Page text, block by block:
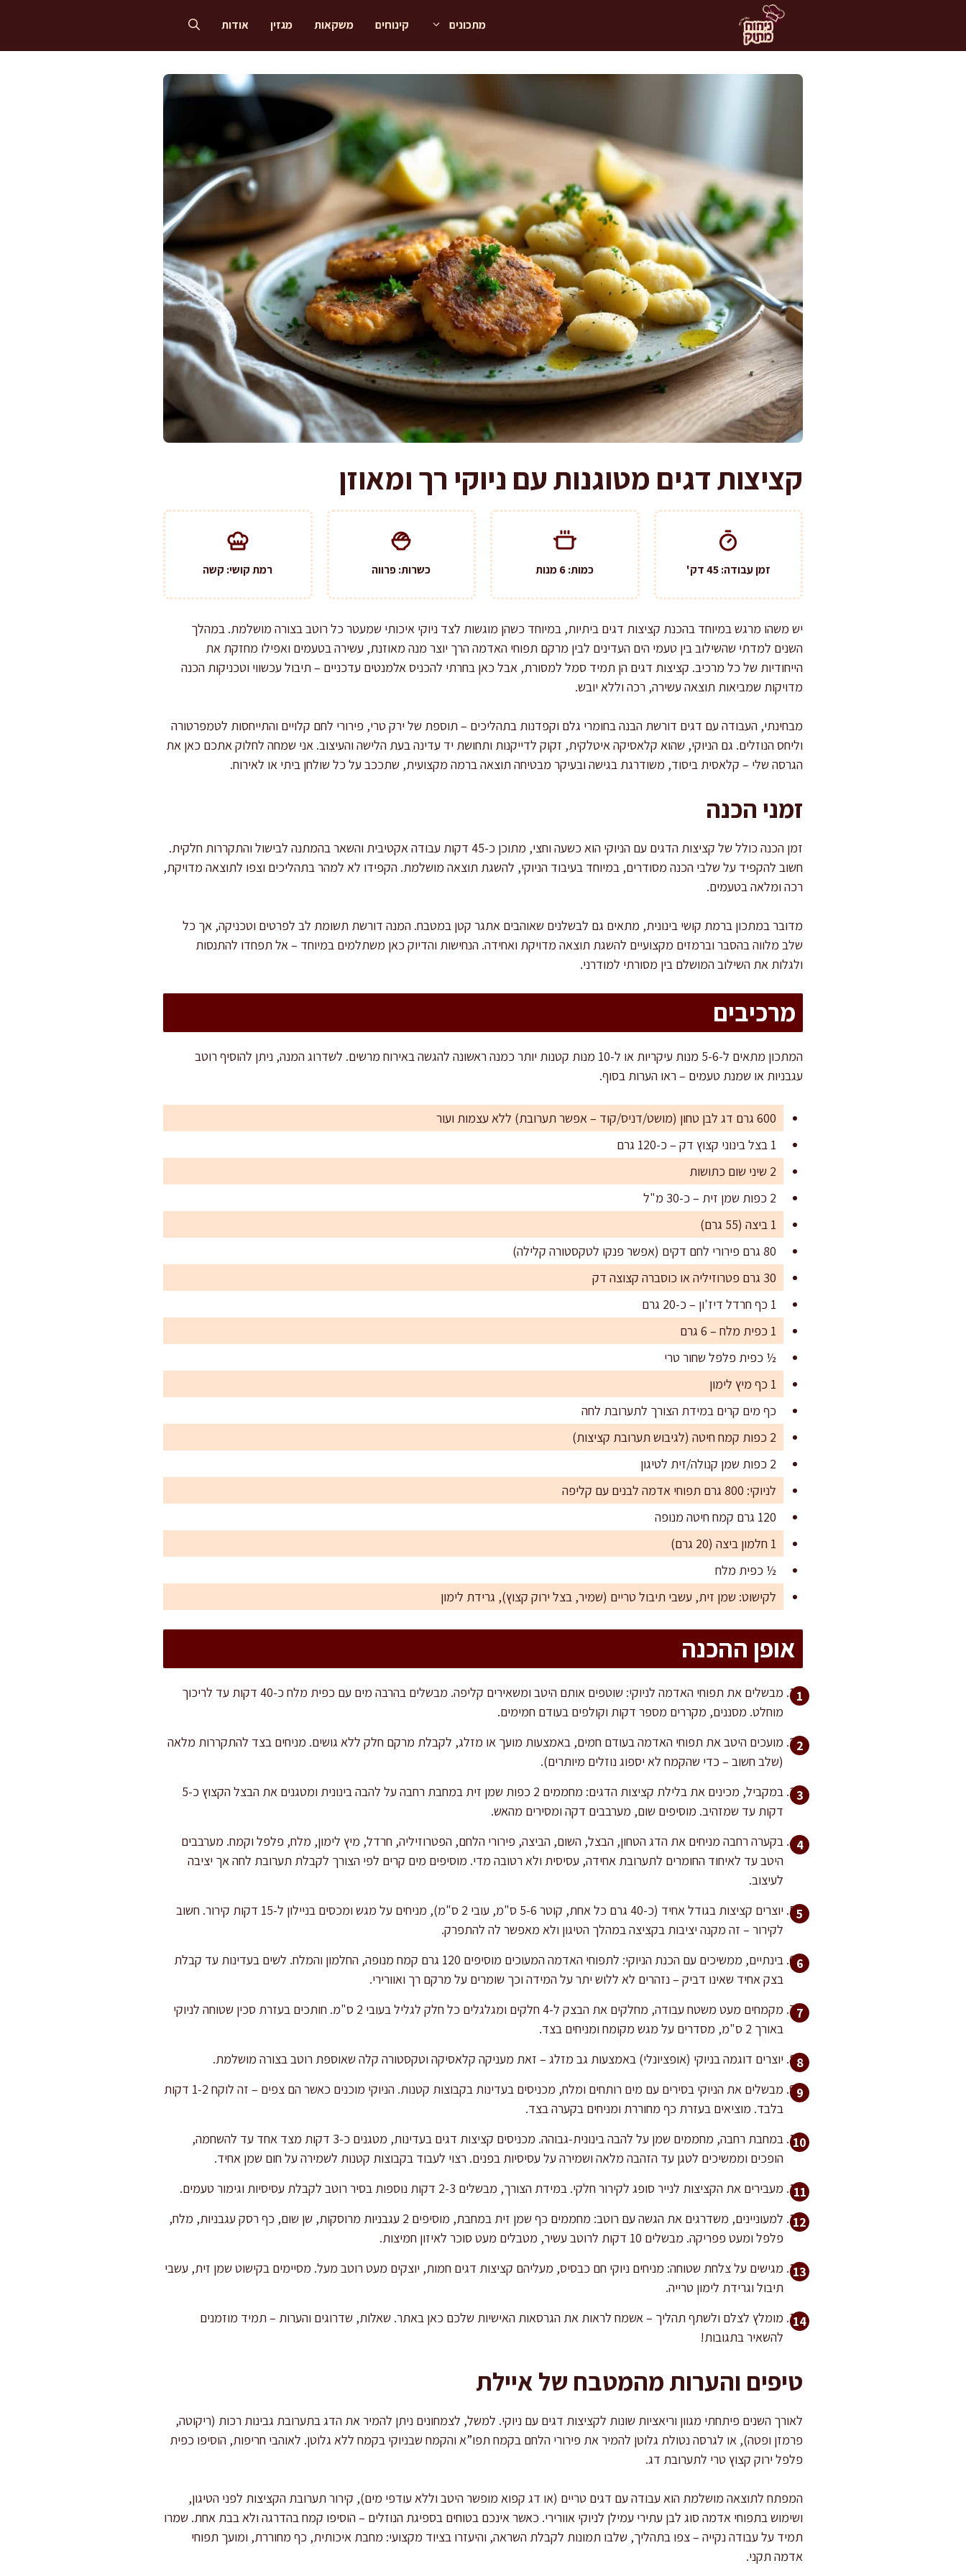
מתכונים קינוחים משקאות מגזין אודות
קציצות דגים מטוגנות עם ניוקי רך ומאוזן
זמן עבודה: 45 דק' כמות: 6 מנות כשרות: פרווה רמת קושי: קשה
יש משהו מרגש במיוחד בהכנת קציצות דגים ביתיות, במיוחד כשהן מוגשות לצד ניוקי איכותי שמעטר כל רוטב בצורה מושלמת. במהלך
השנים למדתי שהשילוב בין טעמי הים העדינים לבין מרקם תפוחי האדמה הרך יוצר מנה מאוזנת, עשירה בטעמים ואפילו מחזקת את
הייחודיות של כל מרכיב. קציצות דגים הן תמיד סמל למסורת, אבל כאן בחרתי להכניס אלמנטים עדכניים – תיבול עכשווי וטכניקות הכנה
מדויקות שמביאות תוצאה עשירה, רכה וללא יובש.
מבחינתי, העבודה עם דגים דורשת הבנה בחומרי גלם וקפדנות בתהליכים – תוספת של ירק טרי, פירורי לחם קלויים והתייחסות לטמפרטורה
וליחס הנוזלים. גם הניוקי, שהוא קלאסיקה איטלקית, זקוק לדייקנות ותחושת יד עדינה בעת הלישה והעיצוב. אני שמחה לחלוק אתכם כאן את
הגרסה שלי – קלאסית ביסוד, משודרגת בגישה ובעיקר מבטיחה תוצאה ברמה מקצועית, שתככב על כל שולחן ביתי או לאירוח.
זמני הכנה
זמן הכנה כולל של קציצות הדגים עם הניוקי הוא כשעה וחצי, מתוכן כ-45 דקות עבודה אקטיבית והשאר בהמתנה לבישול והתקררות חלקית.
חשוב להקפיד על שלבי הכנה מסודרים, במיוחד בעיבוד הניוקי, להשגת תוצאה מושלמת. הקפידו לא למהר בתהליכים וצפו לתוצאה מדויקת,
רכה ומלאה בטעמים.
מדובר במתכון ברמת קושי בינונית, מתאים גם לבשלנים שאוהבים אתגר קטן במטבח. המנה דורשת תשומת לב לפרטים וטכניקה, אך כל
שלב מלווה בהסבר וברמזים מקצועיים להשגת תוצאה מדויקת ואחידה. הנחישות והדיוק כאן משתלמים במיוחד – אל תפחדו להתנסות
ולגלות את השילוב המושלם בין מסורתי למודרני.
מרכיבים
המתכון מתאים ל-5-6 מנות עיקריות או ל-10 מנות קטנות יותר כמנה ראשונה להגשה באירוח מרשים. לשדרוג המנה, ניתן להוסיף רוטב
עגבניות או שמנת טעמים – ראו הערות בסוף.
600 גרם דג לבן טחון (מושט/דניס/קוד – אפשר תערובת) ללא עצמות ועור
1 בצל בינוני קצוץ דק – כ-120 גרם
2 שיני שום כתושות
2 כפות שמן זית – כ-30 מ"ל
1 ביצה (55 גרם)
80 גרם פירורי לחם דקים (אפשר פנקו לטקסטורה קלילה)
30 גרם פטרוזיליה או כוסברה קצוצה דק
1 כף חרדל דיז'ון – כ-20 גרם
1 כפית מלח – 6 גרם
½ כפית פלפל שחור טרי
1 כף מיץ לימון
כף מים קרים במידת הצורך לתערובת לחה
2 כפות קמח חיטה (לגיבוש תערובת קציצות)
2 כפות שמן קנולה/זית לטיגון
לניוקי: 800 גרם תפוחי אדמה לבנים עם קליפה
120 גרם קמח חיטה מנופה
1 חלמון ביצה (20 גרם)
½ כפית מלח
לקישוט: שמן זית, עשבי תיבול טריים (שמיר, בצל ירוק קצוץ), גרידת לימון
אופן ההכנה
מבשלים את תפוחי האדמה לניוקי: שוטפים אותם היטב ומשאירים קליפה. מבשלים בהרבה מים עם כפית מלח כ-40 דקות עד לריכוך
מוחלט. מסננים, מקררים מספר דקות וקולפים בעודם חמימים.
מועכים היטב את תפוחי האדמה בעודם חמים, באמצעות מועך או מזלג, לקבלת מרקם חלק ללא גושים. מניחים בצד להתקררות מלאה
(שלב חשוב – כדי שהקמח לא יספוג נוזלים מיותרים).
במקביל, מכינים את בלילת קציצות הדגים: מחממים 2 כפות שמן זית במחבת רחבה על להבה בינונית ומטגנים את הבצל הקצוץ כ-5
דקות עד שמזהיב. מוסיפים שום, מערבבים דקה ומסירים מהאש.
בקערה רחבה מניחים את הדג הטחון, הבצל, השום, הביצה, פירורי הלחם, הפטרוזיליה, חרדל, מיץ לימון, מלח, פלפל וקמח. מערבבים
היטב עד לאיחוד החומרים לתערובת אחידה, עסיסית ולא רטובה מדי. מוסיפים מים קרים לפי הצורך לקבלת תערובת לחה אך יציבה
לעיצוב.
יוצרים קציצות בגודל אחיד (כ-40 גרם כל אחת, קוטר 5-6 ס"מ, עובי 2 ס"מ), מניחים על מגש ומכסים בניילון ל-15 דקות קירור. חשוב
לקירור – זה מקנה יציבות בקציצה במהלך הטיגון ולא מאפשר לה להתפרק.
בינתיים, ממשיכים עם הכנת הניוקי: לתפוחי האדמה המעוכים מוסיפים 120 גרם קמח מנופה, החלמון והמלח. לשים בעדינות עד קבלת
בצק אחיד שאינו דביק – נזהרים לא ללוש יתר על המידה וכך שומרים על מרקם רך ואוורירי.
מקמחים מעט משטח עבודה, מחלקים את הבצק ל-4 חלקים ומגלגלים כל חלק לגליל בעובי 2 ס"מ. חותכים בעזרת סכין שטוחה לניוקי
באורך 2 ס"מ, מסדרים על מגש מקומח ומניחים בצד.
יוצרים דוגמה בניוקי (אופציונלי) באמצעות גב מזלג – זאת מעניקה קלאסיקה וטקסטורה קלה שאוספת רוטב בצורה מושלמת.
מבשלים את הניוקי בסירים עם מים רותחים ומלח, מכניסים בעדינות בקבוצות קטנות. הניוקי מוכנים כאשר הם צפים – זה לוקח 1-2 דקות
בלבד. מוציאים בעזרת כף מחוררת ומניחים בקערה בצד.
במחבת רחבה, מחממים שמן על להבה בינונית-גבוהה. מכניסים קציצות דגים בעדינות, מטגנים כ-3 דקות מצד אחד עד להשחמה,
הופכים וממשיכים לטגן עד הזהבה מלאה ושמירה על עסיסיות בפנים. רצוי לעבוד בקבוצות קטנות לשמירה על חום שמן אחיד.
מעבירים את הקציצות לנייר סופג לקירור חלקי. במידת הצורך, מבשלים 2-3 דקות נוספות בסיר רוטב לקבלת עסיסיות וגימור טעמים.
למעוניינים, משדרגים את הגשה עם רוטב: מחממים כף שמן זית במחבת, מוסיפים 2 עגבניות מרוסקות, שן שום, כף רסק עגבניות, מלח,
פלפל ומעט פפריקה. מבשלים 10 דקות לרוטב עשיר, מטבלים מעט סוכר לאיזון חמיצות.
מגישים על צלחת שטוחה: מניחים ניוקי חם כבסיס, מעליהם קציצות דגים חמות, יוצקים מעט רוטב מעל. מסיימים בקישוט שמן זית, עשבי
תיבול וגרידת לימון טרייה.
מומלץ לצלם ולשתף תהליך – אשמח לראות את הגרסאות האישיות שלכם כאן באתר. שאלות, שדרוגים והערות – תמיד מוזמנים
להשאיר בתגובות!
טיפים והערות מהמטבח של איילת
לאורך השנים פיתחתי מגוון וריאציות שונות לקציצות דגים עם ניוקי. למשל, לצמחונים ניתן להמיר את הדג בתערובת גבינות רכות (ריקוטה,
פרמזן ופטה), או לגרסה נטולת גלוטן להמיר את פירורי הלחם בקמח תפו”א והקמח שבניוקי בקמח ללא גלוטן. לאוהבי חריפות, הוסיפו כפית
פלפל ירוק קצוץ טרי לתערובת דג.
המפתח לתוצאה מושלמת הוא עבודה עם דגים טריים (או דג קפוא מופשר היטב וללא עודפי מים), קירור תערובת הקציצות לפני הטיגון,
ושימוש בתפוחי אדמה סוג לבן עתירי עמילן לניוקי אוורירי. כאשר אינכם בטוחים בספיגת הנוזלים – הוסיפו קמח בהדרגה ולא בבת אחת. שמרו
תמיד על עבודה נקייה – צפו בתהליך, שלבו תמונות לקבלת השראה, והיעזרו בציוד מקצועי: מחבת איכותית, כף מחוררת, ומועך תפוחי
אדמה תקני.